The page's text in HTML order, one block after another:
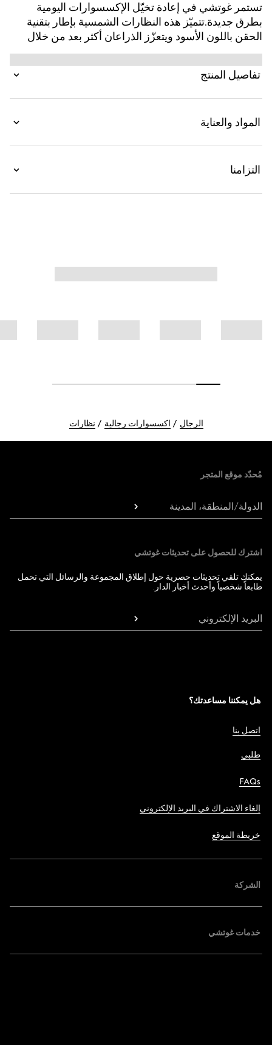
تستمر غوتشي في إعادة تخيّل الإكسسوارات اليومية
بطرق جديدة.تتميّز هذه النظارات الشمسية بإطار بتقنية
الحقن باللون الأسود ويتعزّز الذراعان أكثر بعد من خلال
أحرف شعار الدار. يكتمل التصميم بعدستَين باللون البني
الداكن.
تفاصيل المنتج
المواد والعناية
التزامنا
الرجال اكسسوارات رجالية نظارات
مُحدّد موقع المتجر
الدولة/المنطقة، المدينة
اشترك للحصول على تحديثات غوتشي
يمكنك تلقي تحديثات حصرية حول إطلاق المجموعة والرسائل التي تحمل
طابعاً شخصياً وأحدث أخبار الدار.
البريد الإلكتروني
هل يمكننا مساعدتك؟
اتصل بنا
طلبي
FAQs
إلغاء الاشتراك في البريد الإلكتروني
خريطة الموقع
الشركة
خدمات غوتشي